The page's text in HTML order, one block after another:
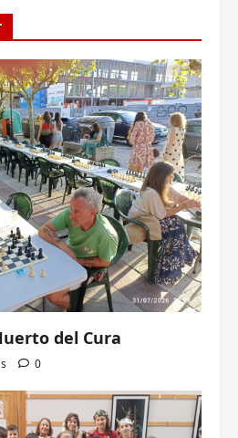
del Cura
0